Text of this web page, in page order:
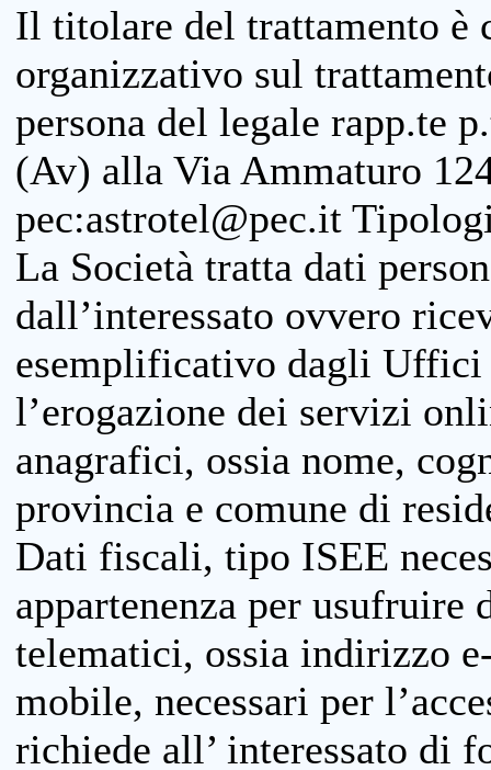
Il titolare del trattamento è
organizzativo sul
persona del legale rapp.te
(Av) alla Via Ammaturo
pec:astrotel@pec.it
La Società tratta dati
dall’interessato ovvero
esemplificativo dagli
l’erogazione dei servizi
anagrafici, ossia nome,
provincia e comune di
Dati fiscali, tipo ISEE
appartenenza per
telematici, ossia indirizzo
mobile, necessari per
richiede all’ interessato di